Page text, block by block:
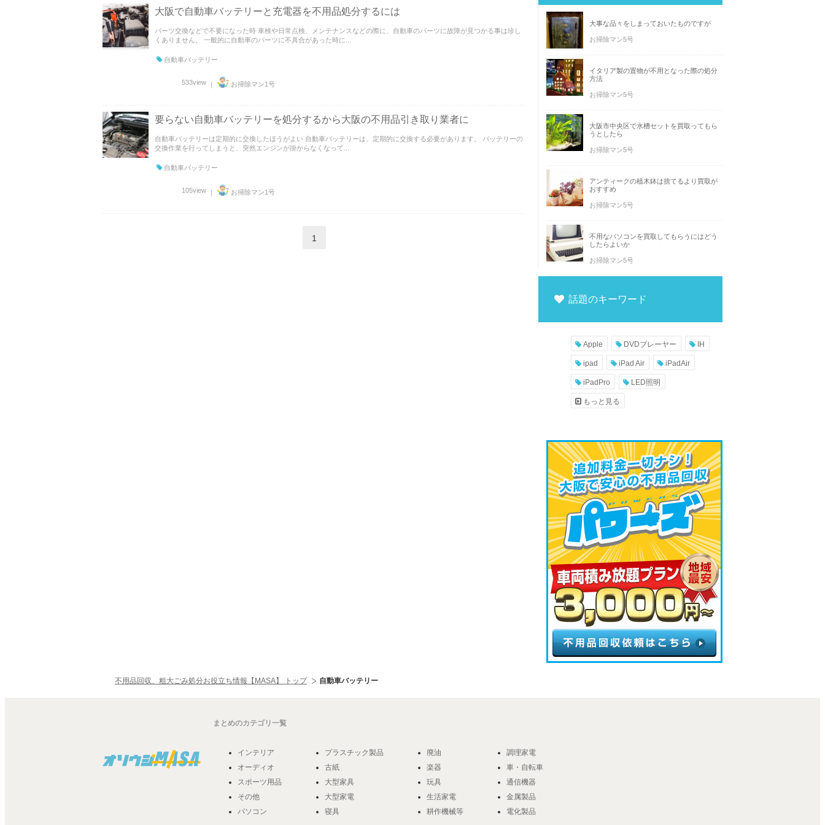
大阪で自動車バッテリーと充電器を不用品処分するには
パーツ交換などで不要になった時 車検や日常点検、メンテナンスなどの際に、自動車のパーツに故障が見つかる事は珍し
くありません。 一般的に自動車のパーツに不具合があった時に...
自動車バッテリー
533view ｜ お掃除マン1号
要らない自動車バッテリーを処分するから大阪の不用品引き取り業者に
自動車バッテリーは定期的に交換したほうがよい 自動車バッテリーは、定期的に交換する必要があります。 バッテリーの
交換作業を行ってしまうと、突然エンジンが掛からなくなって...
自動車バッテリー
105view ｜ お掃除マン1号
1
大事な品々をしまっておいたものですが
お掃除マン5号
イタリア製の置物が不用となった際の処分
方法
お掃除マン5号
大阪市中央区で水槽セットを買取ってもら
うとしたら
お掃除マン5号
アンティークの植木鉢は捨てるより買取が
おすすめ
お掃除マン5号
不用なパソコンを買取してもらうにはどう
したらよいか
お掃除マン5号
話題のキーワード
Apple DVDプレーヤー IH
ipad iPad Air iPadAir
iPadPro LED照明
もっと見る
不用品回収、粗大ごみ処分お役立ち情報【MASA】 トップ 自動車バッテリー
まとめのカテゴリ一覧
インテリア
オーディオ
スポーツ用品
その他
パソコン
プラスチック製品
古紙
大型家具
大型家電
寝具
廃油
楽器
玩具
生活家電
耕作機械等
調理家電
車・自転車
通信機器
金属製品
電化製品